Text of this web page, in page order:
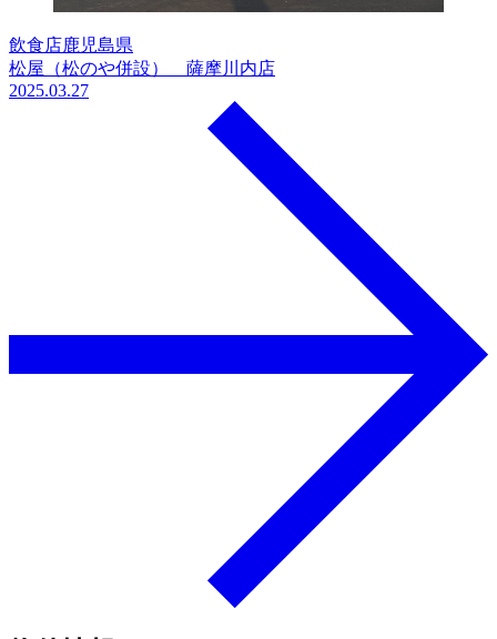
飲食店鹿児島県
松屋（松のや併設） 薩摩川内店
2025.03.27